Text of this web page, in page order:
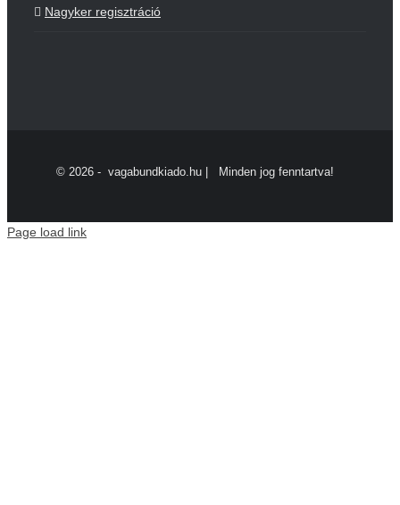
Nagyker regisztráció
© 2026 - vagabundkiado.hu | Minden jog fenntartva!
Page load link